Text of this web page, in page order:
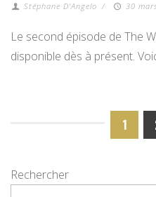
Stéphane D'Angelo / 30
Le second épisode de The
disponible dès à présent.
1
Rechercher